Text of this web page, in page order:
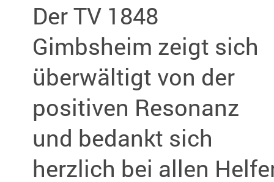
Der TV 1848
Gimbsheim zeigt sich
überwältigt von der
positiven Resonanz
und bedankt sich
herzlich bei allen